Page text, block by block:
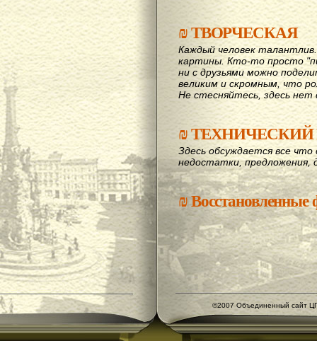
₪ТВОРЧЕСКАЯ
Каждый человек
картины. Кто-то просто
ни с друзьями можно
великим и скромным, что
Не стесняйтесь, здесь нет
₪ТЕХНИЧЕСКИЙ
Здесь обсуждается все
недостатки, предложения,
₪
©2007 Объединенный сайт